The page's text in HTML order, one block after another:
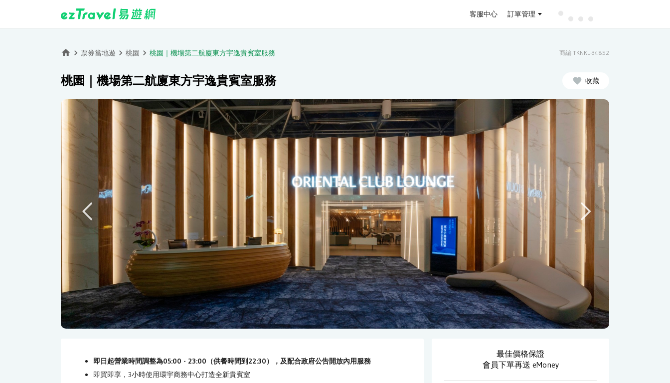
客服中心 訂單管理
票券當地遊 桃園 桃園｜機場第二航廈東方宇逸貴賓室服務 商編 TKNKL-34852
桃園｜機場第二航廈東方宇逸貴賓室服務 收藏
即日起營業時間調整為05:00 - 23:00（供餐時間到22:30），及配合政府公告開放內用服務
即買即享，3小時使用環宇商務中心打造全新貴賓室
最佳價格保證
會員下單再送 eMoney